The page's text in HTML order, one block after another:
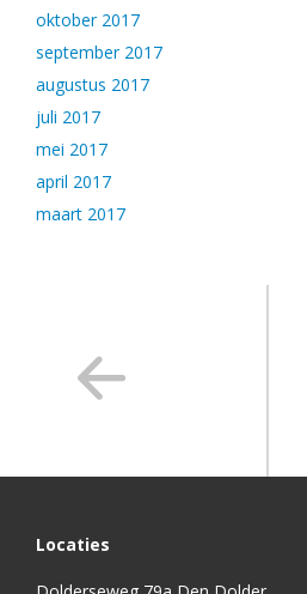
oktober 2017
september 2017
augustus 2017
juli 2017
mei 2017
april 2017
maart 2017
Locaties